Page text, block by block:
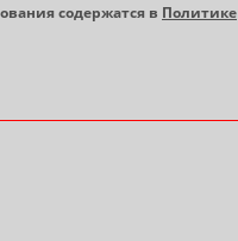
содержатся в Политике